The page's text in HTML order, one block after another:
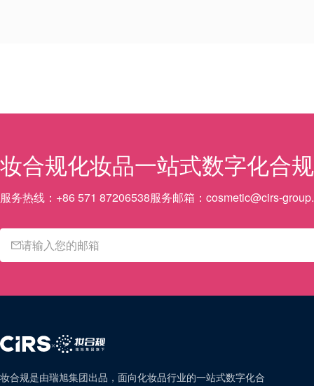
妆合规化妆品一站式数字化合
服务热线： +86 571 87206538服务邮箱： cosmetic@cirs-
×
妆合规是由瑞旭集团出品，面向化妆品行业的一站式数字化合